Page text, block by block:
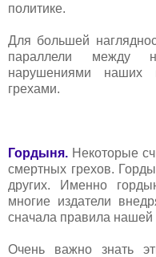
политике.
Для большей
параллели между
нарушениями
грехами.
Гордыня. Некоторые
смертных грехов.
других. Именно
многие издатели
сначала правила
Очень важно знать